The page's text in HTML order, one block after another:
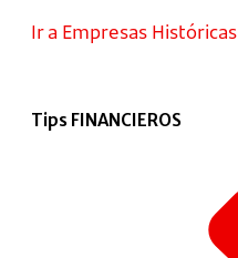
Ir a Empresas Históricas
Tips FINANCIEROS